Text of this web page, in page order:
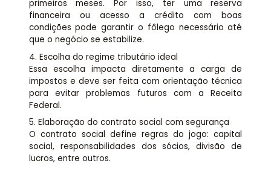
primeiros meses. Por isso, ter uma reserva
financeira ou acesso a crédito com boas
condições pode garantir o fôlego necessário até
que o negócio se estabilize.
4. Escolha do regime tributário ideal
Essa escolha impacta diretamente a carga de
impostos e deve ser feita com orientação técnica
para evitar problemas futuros com a Receita
Federal.
5. Elaboração do contrato social com segurança
O contrato social define regras do jogo: capital
social, responsabilidades dos sócios, divisão de
lucros, entre outros.